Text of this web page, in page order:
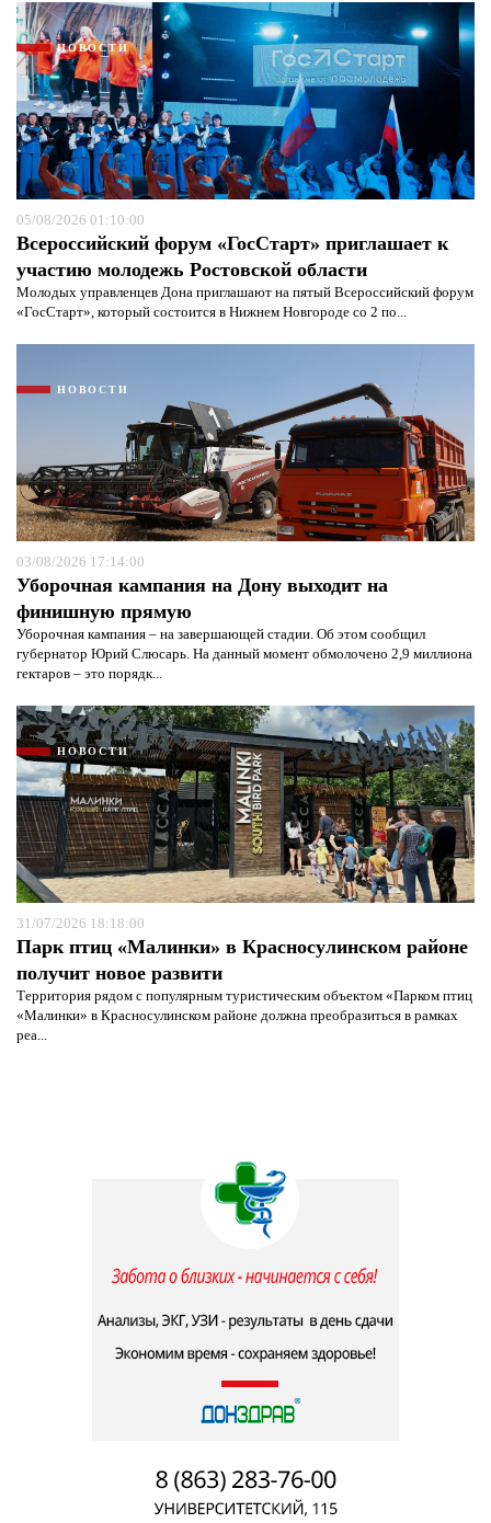
НОВОСТИ
05/08/2026 01:10:00
Всероссийский форум «ГосСтарт» приглашает к
участию молодежь Ростовской области
Молодых управленцев Дона приглашают на пятый Всероссийский форум
«ГосСтарт», который состоится в Нижнем Новгороде со 2 по...
НОВОСТИ
03/08/2026 17:14:00
Уборочная кампания на Дону выходит на
финишную прямую
Уборочная кампания – на завершающей стадии. Об этом сообщил
губернатор Юрий Слюсарь. На данный момент обмолочено 2,9 миллиона
гектаров – это порядк...
НОВОСТИ
31/07/2026 18:18:00
Парк птиц «Малинки» в Красносулинском районе
получит новое развити
Территория рядом с популярным туристическим объектом «Парком птиц
«Малинки» в Красносулинском районе должна преобразиться в рамках
реа...
Я согласен сполитикой конфиденциальности и
защиты информации*